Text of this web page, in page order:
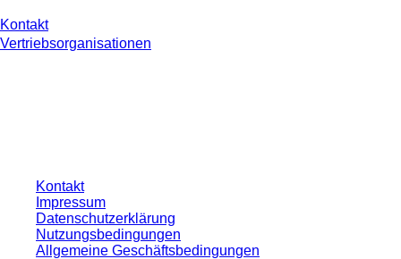
Kontakt
Vertriebsorganisationen
Kontakt
Impressum
Datenschutzerklärung
Nutzungsbedingungen
Allgemeine Geschäftsbedingungen